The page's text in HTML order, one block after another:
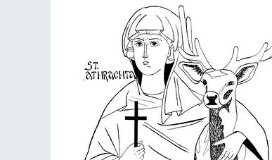
Разлуки не будет
Фредерика де Грааф